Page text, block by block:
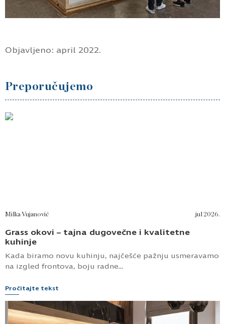
Objavljeno: april 2022.
Preporučujemo
Milka Vujanović jul 2026.
Grass okovi – tajna dugovečne i kvalitetne
kuhinje
Kada biramo novu kuhinju, najčešće pažnju usmeravamo
na izgled frontova, boju radne...
Pročitajte tekst